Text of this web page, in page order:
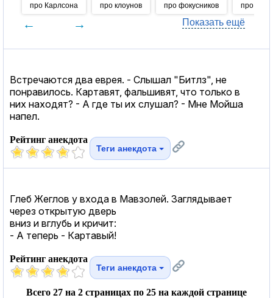
про Карлсона про клоунов про фокусников про
← → Показать ещё
Встречаются два еврея. - Слышал "Битлз", не
понравилось. Картавят, фальшивят, что только в
них находят? - А где ты их слушал? - Мне Мойша
напел.
Рейтинг анекдота
Теги анекдота
Глеб Жеглов у входа в Мавзолей. Заглядывает
через открытую дверь
вниз и вглубь и кричит:
- А теперь - Картавый!
Рейтинг анекдота
Теги анекдота
Всего 27 на 2 страницах по 25 на каждой странице